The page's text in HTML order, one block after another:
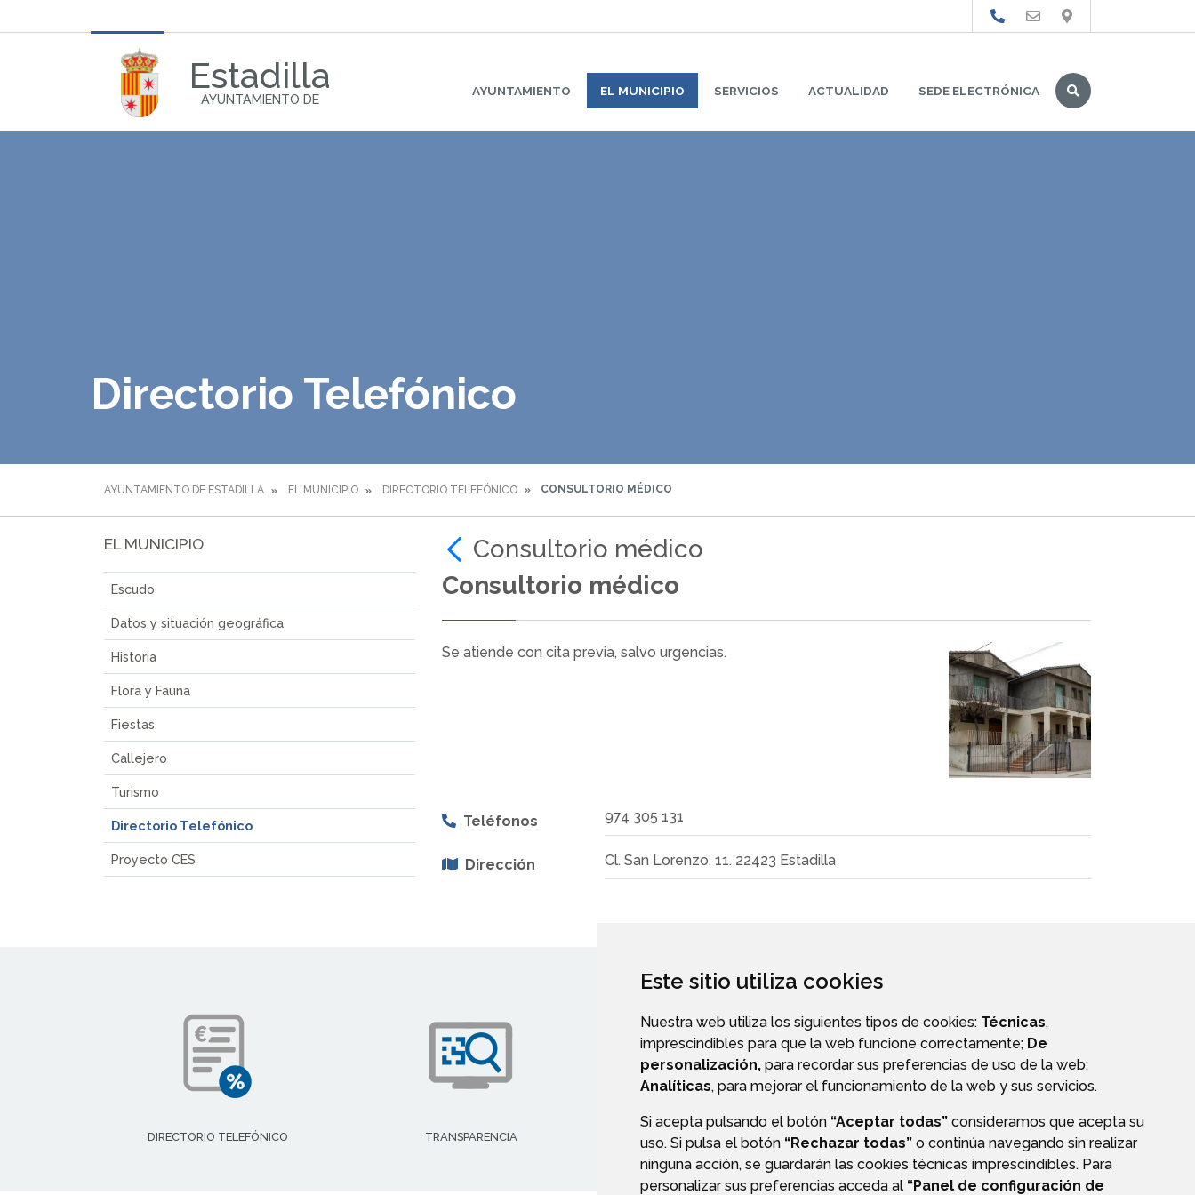
Este sitio utiliza cookies
Nuestra web utiliza los siguientes tipos de cookies: Técnicas,
imprescindibles para que la web funcione correctamente; De
personalización, para recordar sus preferencias de uso de la web;
Analíticas, para mejorar el funcionamiento de la web y sus servicios.
Si acepta pulsando el botón “Aceptar todas” consideramos que acepta su
uso. Si pulsa el botón “Rechazar todas” o continúa navegando sin realizar
ninguna acción, se guardarán las cookies técnicas imprescindibles. Para
personalizar sus preferencias acceda al “Panel de configuración de
Estadilla
AYUNTAMIENTO DE
AYUNTAMIENTO EL MUNICIPIO SERVICIOS ACTUALIDAD SEDE ELECTRÓNICA
Buscar
Directorio Telefónico
AYUNTAMIENTO DE ESTADILLA EL MUNICIPIO DIRECTORIO TELEFÓNICO CONSULTORIO MÉDICO
EL MUNICIPIO
Escudo
Datos y situación geográfica
Historia
Flora y Fauna
Fiestas
Callejero
Turismo
Directorio Telefónico
Proyecto CES
Consultorio médico
Consultorio médico
Se atiende con cita previa, salvo urgencias.
Teléfonos 974 305 131
Dirección Cl. San Lorenzo, 11. 22423 Estadilla
DIRECTORIO TELEFÓNICO TRANSPARENCIA AYUDAS Y SUBVENCIONES PERFIL DEL CONTRATANTE